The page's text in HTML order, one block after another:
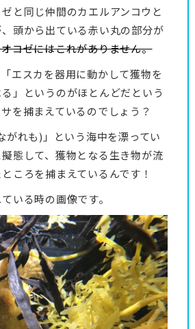
と同じ仲間のカエルアンコウと
頭から出ている赤い丸の部分が
コゼにはこれがありません。
エスカを器用に動かして獲物を
」というのがほとんどだという
を捕まえているのでしょう？
がれも)」という海中を漂ってい
態して、獲物となる生き物が流
ころを捕まえているんです！
いる時の画像です。